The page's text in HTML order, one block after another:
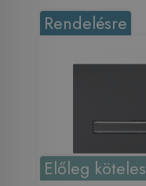
Rendelésre
Előleg köteles